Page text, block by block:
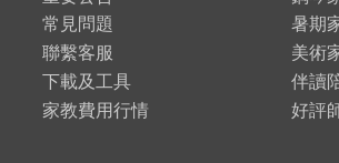
常見問題
聯繫客服
下載及工具
家教費用行情
暑期
美術
伴讀
好評